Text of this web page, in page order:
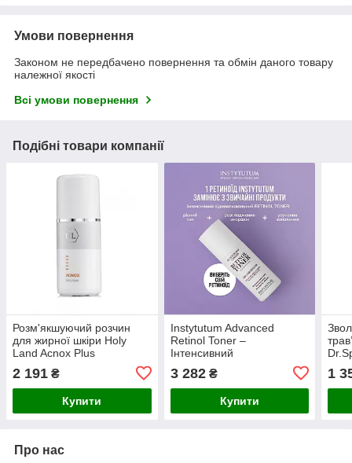
Умови повернення
Законом не передбачено повернення та обмін даного товару
належної якості
Всі умови повернення
Подібні товари компанії
Розм'якшуючий розчин
для жирної шкіри Holy
Land Acnox Plus
2 191 ₴
Купити
Instytutum Advanced
Retinol Toner –
Інтенсивний
ретинолом 150 ml
3 282₴
Купити
200
1
Про нас